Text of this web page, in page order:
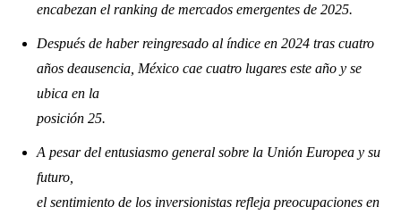
encabezan el ranking de mercados emergentes de 2025.
Después de haber reingresado al índice en 2024 tras cuatro
años deausencia, México cae cuatro lugares este año y se
ubica en la
posición 25.
A pesar del entusiasmo general sobre la Unión Europea y su
futuro,
el sentimiento de los inversionistas refleja preocupaciones en